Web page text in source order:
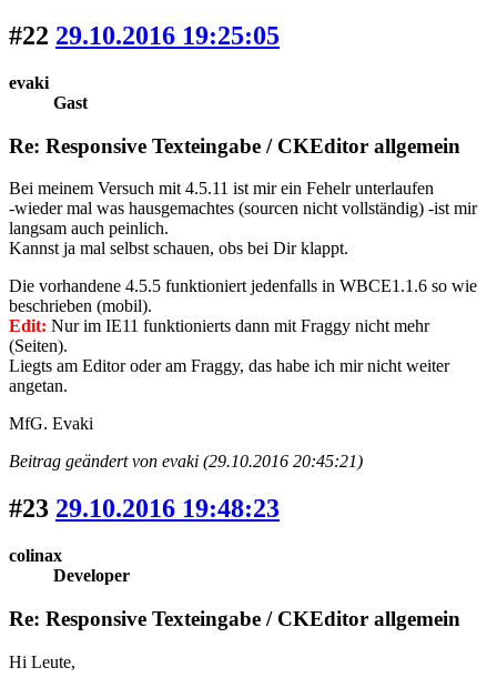
#22 29.10.2016 19:25:05
evaki
Gast
Re: Responsive Texteingabe / CKEditor allgemein
Bei meinem Versuch mit 4.5.11 ist mir ein Fehelr unterlaufen
-wieder mal was hausgemachtes (sourcen nicht vollständig) -ist mir
langsam auch peinlich.
Kannst ja mal selbst schauen, obs bei Dir klappt.
Die vorhandene 4.5.5 funktioniert jedenfalls in WBCE1.1.6 so wie
beschrieben (mobil).
Edit: Nur im IE11 funktionierts dann mit Fraggy nicht mehr
(Seiten).
Liegts am Editor oder am Fraggy, das habe ich mir nicht weiter
angetan.
MfG. Evaki
Beitrag geändert von evaki (29.10.2016 20:45:21)
#23 29.10.2016 19:48:23
colinax
Developer
Re: Responsive Texteingabe / CKEditor allgemein
Hi Leute,